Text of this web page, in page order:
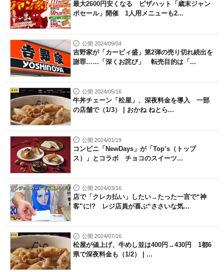
最大2600円安くなる ピザハット「歳末ジャン
ボセール」開催 1人用メニューも2...
公開 2024/09/04
吉野家が「カービィ盛」第2弾の売り切れ続出を
謝罪……「深くお詫び」 転売目的は「...
公開 2024/05/16
牛丼チェーン「松屋」、深夜料金を導入 一部
の店舗で（1/3） | おかね ねとら...
公開 2024/01/19
コンビニ「NewDays」が「Top’s（トップ
ス）」とコラボ チョコのスイーツ...
公開 2024/03/16
店で「クレカ払い」したい→たった一言で“神
客”に!? レジ店員が喜ぶ“ささいな気...
公開 2024/07/16
松屋が値上げ、牛めし並は400円→430円 1都6
県で深夜料金も（1/2） | ...